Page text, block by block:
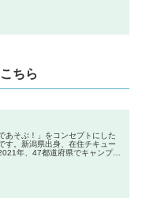
ちら
あそぶ！」をコンセプトにした
す。新潟県出身、在住チキュー
年、47都道府県でキャンプを